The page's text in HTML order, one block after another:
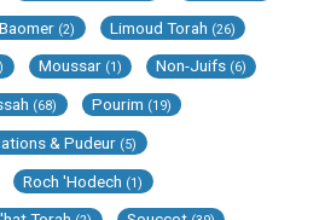
(2) Limoud Torah (26)
Moussar (1) Non-Juifs (6)
(68) Pourim (19)
& Pudeur (5)
Roch 'Hodech (1)